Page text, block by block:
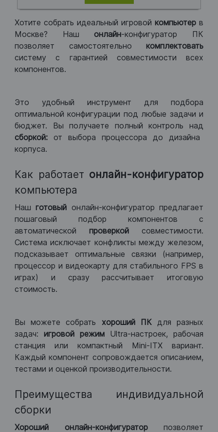
Хотите собрать идеальный игровой компьютер в
Москве? Нашонлайн-конфигуратор ПК
позволяет самостоятельно комплектовать
систему с гарантией совместимости всех
компонентов.
Это удобный инструмент для подбора
оптимальной конфигурации под любые задачи и
бюджет. Вы получаете полный контроль над
сборкой: от выбора процессора до дизайна
корпуса.
Как работает онлайн-конфигуратор
компьютера
Нашготовый онлайн-конфигуратор предлагает
пошаговый подбор компонентов с
автоматической проверкой совместимости.
Система исключает конфликты между железом,
подсказывает оптимальные связки (например,
процессор и видеокарту для стабильного FPS в
играх) и сразу рассчитывает итоговую
стоимость.
Вы можете собрать хороший ПКдля разных
задач: игровой режим Ultra-настроек, рабочая
станция или компактный Mini-ITX вариант.
Каждый компонент сопровождается описанием,
тестами и оценкой производительности.
Преимущества индивидуальной
сборки
Хороший онлайн-конфигураторпозволяет